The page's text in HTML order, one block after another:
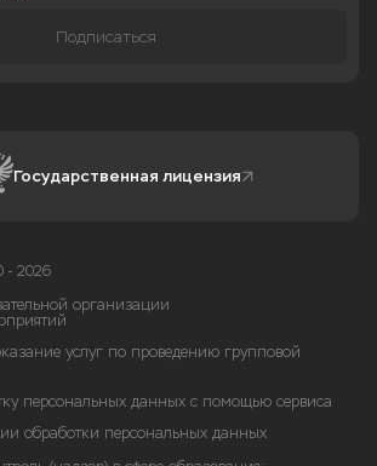
Подписаться
Государственная лицензия
2026
организации
услуг по проведению групповой
персональных данных с помощью сервиса
обработки персональных данных